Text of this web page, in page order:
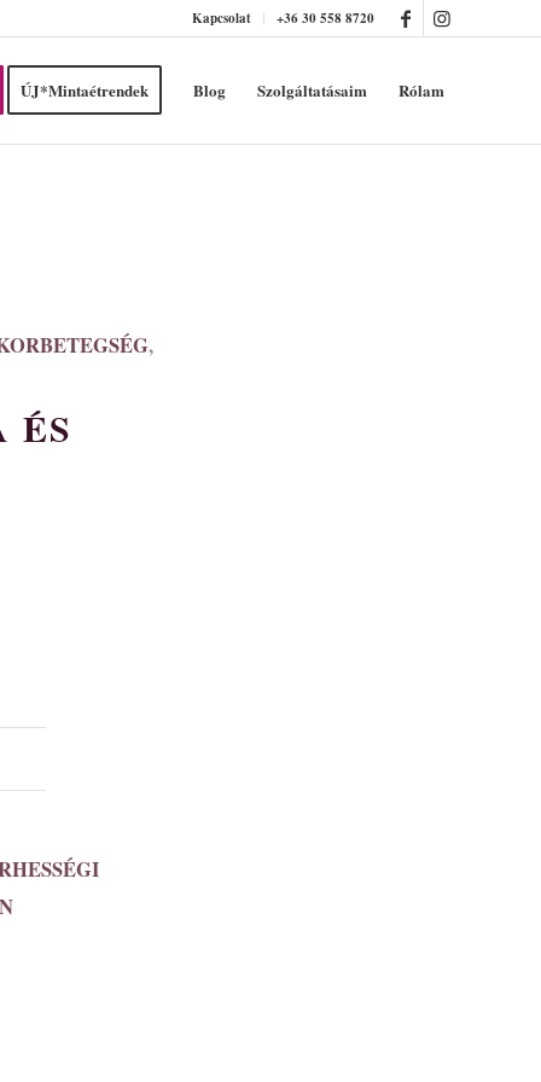
Kapcsolat +36 30 558 8720
ÚJ*Mintaétrendek Blog Szolgáltatásaim Rólam
,
ÉS